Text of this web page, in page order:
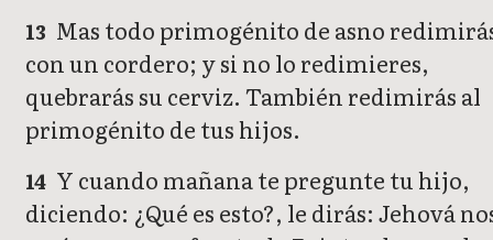
13 Mas todo primogénito de asno
con un cordero; y si no lo redimieres,
quebrarás su cerviz. También redimirás al
primogénito de tus hijos.
14 Y cuando mañana te pregunte tu hijo,
diciendo: ¿Qué es esto?, le dirás: Jehová